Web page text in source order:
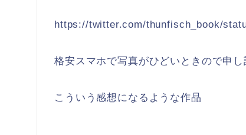
https://twitter.com/thunfisch_book/
格安スマホで写真がひどいときので申し
こういう感想になるような作品